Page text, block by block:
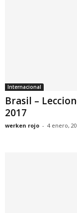
Internacional
Brasil –
2017
werken rojo - 4 enero,